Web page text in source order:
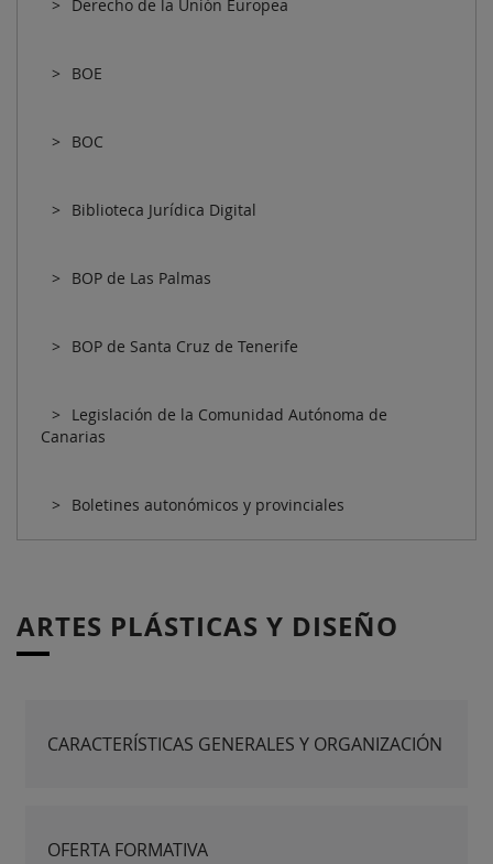
Derecho de la Unión Europea
BOE
BOC
Biblioteca Jurídica Digital
BOP de Las Palmas
BOP de Santa Cruz de Tenerife
Legislación de la Comunidad Autónoma de
Canarias
Boletines autonómicos y provinciales
ARTES PLÁSTICAS Y DISEÑO
CARACTERÍSTICAS GENERALES Y ORGANIZACIÓN
OFERTA FORMATIVA